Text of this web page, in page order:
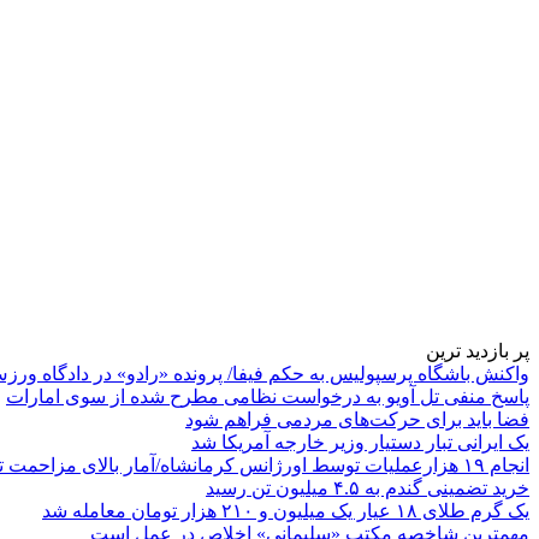
پر بازدید ترین
واکنش باشگاه پرسپولیس به حکم فیفا/ پرونده «رادو» در دادگاه
پاسخ منفی تل آویو به درخواست نظامی مطرح شده از سوی امارات
فضا باید برای حرکت‌های مردمی فراهم شود
یک ایرانی تبار دستیار وزیر خارجه آمریکا شد
انجام ۱۹ هزارعملیات توسط اورژانس کرمانشاه/آمار بالای مزاحمت تلفنی
خرید تضمینی گندم به ۴.۵ میلیون تن رسید
یک گرم طلای ۱۸ عیار یک میلیون و ۲۱۰ هزار تومان معامله شد
مهمترین شاخصه مکتب «سلیمانی» اخلاص در عمل است